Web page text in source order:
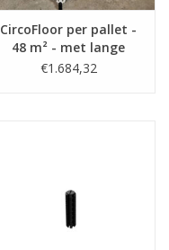
CircoFloor per pallet -
48 m² - met lange
schroeven (14,7-
€1.684,32